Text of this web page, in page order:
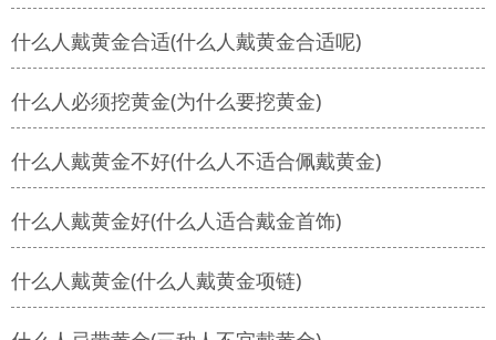
什么人戴黄金合适(什么人戴黄金合适呢)
什么人必须挖黄金(为什么要挖黄金)
什么人戴黄金不好(什么人不适合佩戴黄金)
什么人戴黄金好(什么人适合戴金首饰)
什么人戴黄金(什么人戴黄金项链)